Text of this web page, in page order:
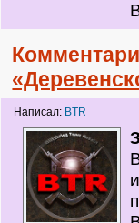
Написал: BTR